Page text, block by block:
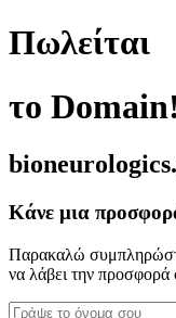
Πωλείται
το Domain!
Κάνε μια
Παρακαλώ
να λάβει την προσφορά